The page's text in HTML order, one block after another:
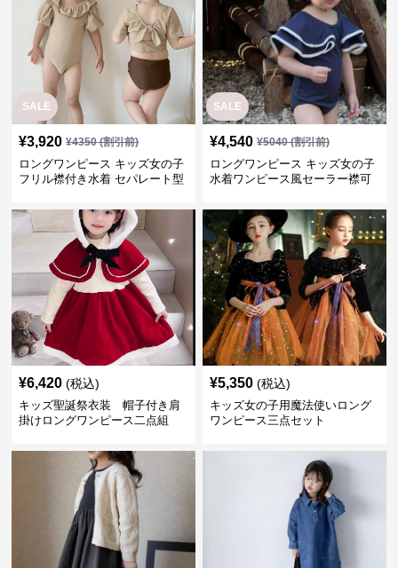
SALE
¥3,920 ¥4350(割引前)
ロングワンピース キッズ女の子
フリル襟付き水着 セパレート型
SALE
¥4,540 ¥5040(割引前)
ロングワンピース キッズ女の子
水着ワンピース風セーラー襟可
¥6,420 (税込)
キッズ聖誕祭衣装 帽子付き肩
掛けロングワンピース二点組
¥5,350 (税込)
キッズ女の子用魔法使いロング
ワンピース三点セット